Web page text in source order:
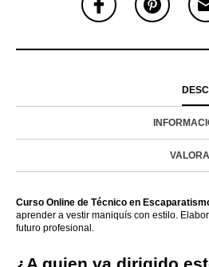
Curso Online de Técnico en
aprender a vestir maniquís con estilo.
futuro profesional.